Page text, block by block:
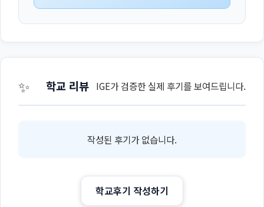
✨ 학교 리뷰 IGE가 검증한 실제 후기를 보여드립니다.
작성된 후기가 없습니다.
학교후기 작성하기